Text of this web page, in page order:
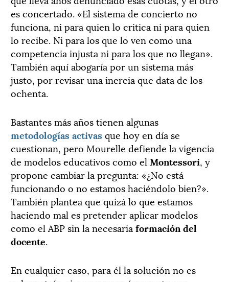
es concertado. «El sistema de concierto no
funciona, ni para quien lo critica ni para quien
lo recibe. Ni para los que lo ven como una
competencia injusta ni para los que no llegan».
También aquí abogaría por un sistema más
justo, por revisar una inercia que data de los
ochenta.
Bastantes más años tienen algunas
metodologías activasque hoy en día se
cuestionan, pero Mourelle defiende la vigencia
de modelos educativos como el Montessori, y
propone cambiar la pregunta: «¿No está
funcionando o no estamos haciéndolo bien?».
También plantea que quizá lo que estamos
haciendo mal es pretender aplicar modelos
como el ABP sin la necesaria formación del
docente.
En cualquier caso, para él la solución no es